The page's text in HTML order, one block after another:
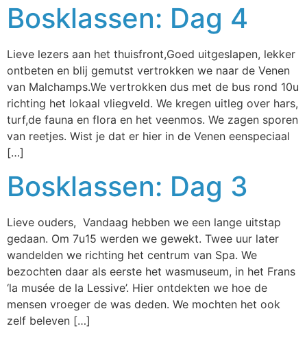
Bosklassen: Dag 4
Lieve lezers aan het thuisfront,Goed uitgeslapen, lekker
ontbeten en blij gemutst vertrokken we naar de Venen
van Malchamps.We vertrokken dus met de bus rond 10u
richting het lokaal vliegveld. We kregen uitleg over hars,
turf,de fauna en flora en het veenmos. We zagen sporen
van reetjes. Wist je dat er hier in de Venen eenspeciaal
[…]
Bosklassen: Dag 3
Lieve ouders, Vandaag hebben we een lange uitstap
gedaan. Om 7u15 werden we gewekt. Twee uur later
wandelden we richting het centrum van Spa. We
bezochten daar als eerste het wasmuseum, in het Frans
‘la musée de la Lessive’. Hier ontdekten we hoe de
mensen vroeger de was deden. We mochten het ook
zelf beleven […]